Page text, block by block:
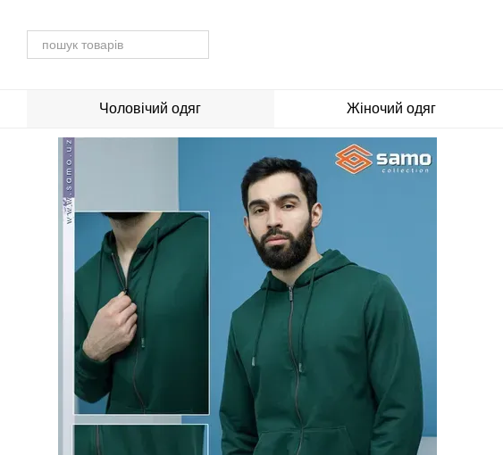
Чоловічий одяг Жіночий одяг